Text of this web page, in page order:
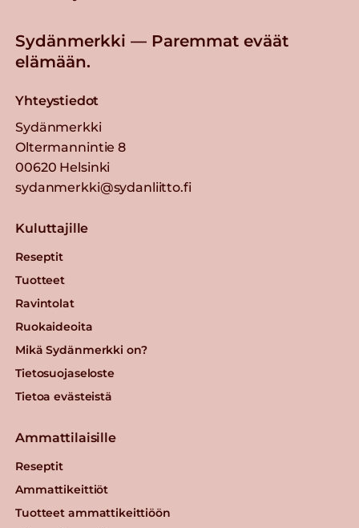
Sydänmerkki — Paremmat eväät
elämään.
Yhteystiedot
Sydänmerkki
Oltermannintie 8
00620 Helsinki
sydanmerkki@sydanliitto.fi
Kuluttajille
Reseptit
Tuotteet
Ravintolat
Ruokaideoita
Mikä Sydänmerkki on?
Tietosuojaseloste
Tietoa evästeistä
Ammattilaisille
Reseptit
Ammattikeittiöt
Tuotteet ammattikeittiöön